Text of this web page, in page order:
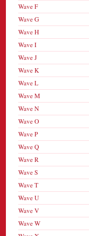
Wave F
Wave G
Wave H
Wave I
Wave J
Wave K
Wave L
Wave M
Wave N
Wave O
Wave P
Wave Q
Wave R
Wave S
Wave T
Wave U
Wave V
Wave W